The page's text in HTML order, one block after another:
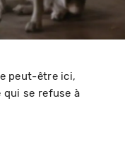
peut-être ici,
qui se refuse à